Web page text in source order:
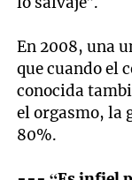
En 2008, una
que cuando el
conocida
el orgasmo, la
80%.